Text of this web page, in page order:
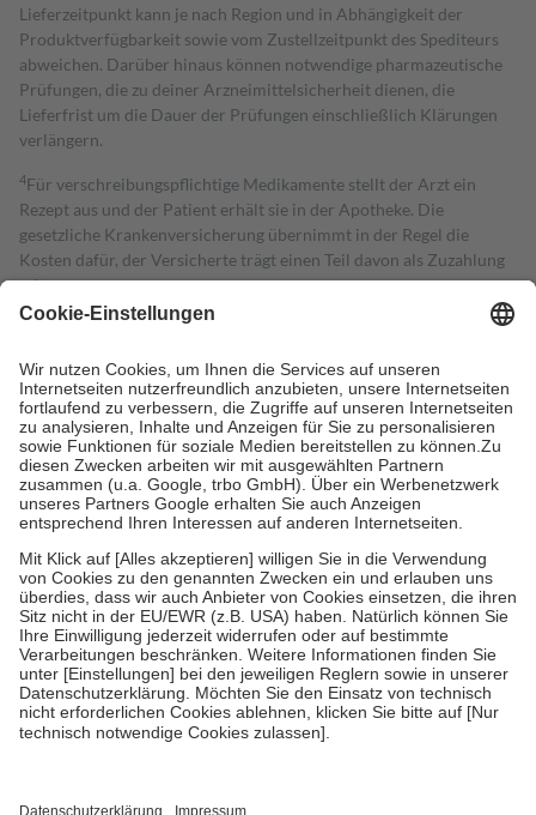
Lieferzeitpunkt kann je nach Region und in Abhängigkeit der
Produktverfügbarkeit sowie vom Zustellzeitpunkt des Spediteurs
abweichen. Darüber hinaus können notwendige pharmazeutische
Prüfungen, die zu deiner Arzneimittelsicherheit dienen, die
Lieferfrist um die Dauer der Prüfungen einschließlich Klärungen
verlängern.
4Für verschreibungspflichtige Medikamente stellt der Arzt ein
Rezept aus und der Patient erhält sie in der Apotheke. Die
gesetzliche Krankenversicherung übernimmt in der Regel die
Kosten dafür, der Versicherte trägt einen Teil davon als Zuzahlung
mit.
Grundsätzlich leisten Mitglieder Zuzahlungen in Höhe von zehn
höchstens zehn Euro.
Es sind jedoch nie mehr als die tatsächlichen
Kosten der Leistung zu entrichten.
Diese Regeln gelten grundsätzlich auch für Online-Apotheken.
Bei Heilmitteln und häuslicher Krankenpflege beträgt die
Zuzahlung zehn Prozent der Kosten sowie zehn Euro je
Verordnung.
Um das Engagement der Versicherten für ihre eigene Gesundheit zu
stärken und die besondere Stellung der Familie zu unterstützen,
fallenkeine Zuzahlungenan bei:
• Kindern und Jugendlichen bis zum vollendeten 18. Lebensjahr
mit Ausnahme der Fahrkosten
• Untersuchungen zur Vorsorge und Früherkennung, die von der
GKV getragen werden
• empfohlenen Schutzimpfungen
• Harn- und Blutteststreifen
getroffen, um sicherzustellen, dass es sich um echte Bewertungen